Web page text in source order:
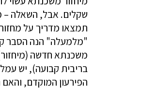
שקלים. אבל, השאלה –
תמצאו מדריך על
"מלמעלה" הנה הסבר
משכנתא חדשה
בריבית קבועה), יש
הפירעון המוקדם,